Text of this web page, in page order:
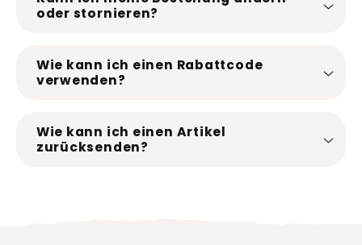
oder stornieren?
Wie kann ich einen Rabattcode
verwenden?
Wie kann ich einen Artikel
zurücksenden?